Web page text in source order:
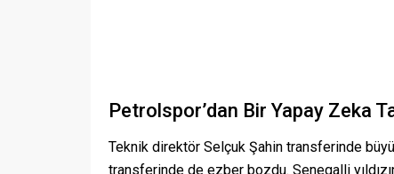
Petrolspor’dan Bir Yapay Zeka
Teknik direktör Selçuk Şahin transferinde
transferinde de ezber bozdu. Senegalli